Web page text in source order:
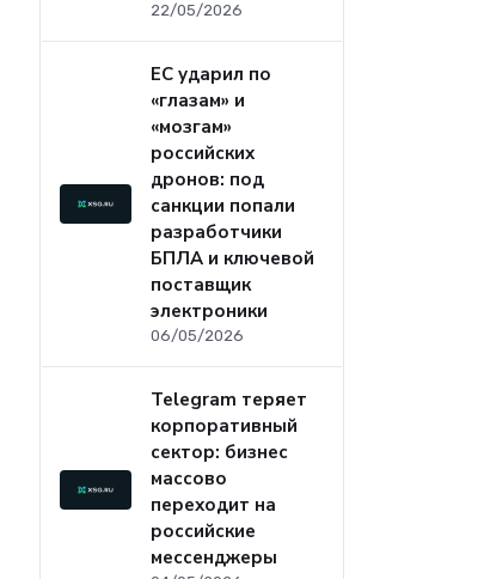
22/05/2026
ЕС ударил по
«глазам» и
«мозгам»
российских
дронов: под
санкции попали
разработчики
БПЛА и ключевой
поставщик
электроники
06/05/2026
Telegram теряет
корпоративный
сектор: бизнес
массово
переходит на
российские
мессенджеры